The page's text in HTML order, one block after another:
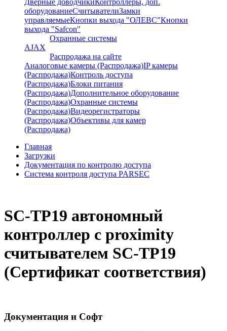
Дверные доводчикиКонтроллеры, доп.
оборудованиеСчитывателиЗамки
управляемыеКнопки выхода "ОЛЕВС"Кнопки
выхода "Safcon"
Охранные системы
AJAX
Распродажа на сайте
Аналоговые камеры (Распродажа)IP камеры
(Распродажа)Контроль доступа
(Распродажа)Блоки питания
(Распродажа)Дополнительное оборудование
(Распродажа)Охранные системы
(Распродажа)Видеорегистраторы
(Распродажа)Объективы для камер
(Распродажа)
Главная
Загрузки
Документация по контролю доступа
Система контроля доступа PARSEC
SC-TP19 автономный
контроллер с proximity
считывателем SC-TP19
(Сертификат соответствия)
Документация и Софт